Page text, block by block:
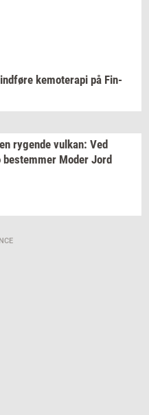
ind­fø­re ke­mo­te­ra­pi på Fin­
ry­gen­de vulkan: Ved
be­stem­mer Moder Jord